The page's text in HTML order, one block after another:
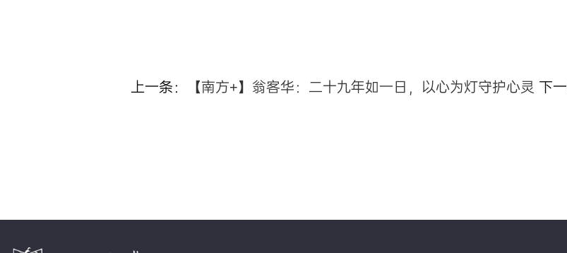
上一条： 【南方+】翁客华：二十九年如一日，以心为灯守护心灵 下一